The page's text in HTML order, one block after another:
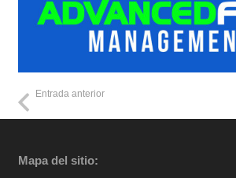
Entrada anterior
Mapa del sitio: